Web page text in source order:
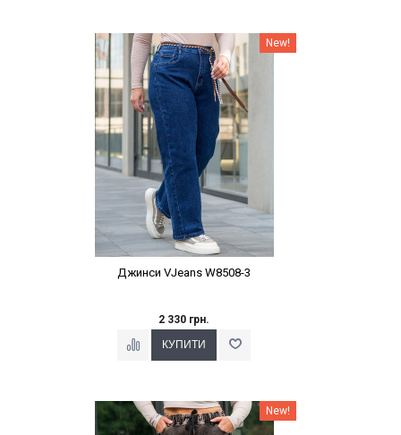
Наклейки Варіант з % New!
Джинси VJeans W8508-3
2 330 грн.
Наклейки Варіант з % New!